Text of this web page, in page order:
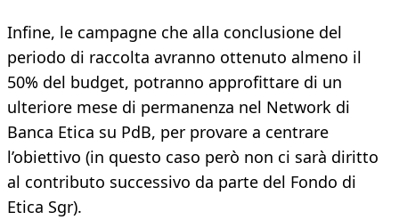
Infine, le campagne che alla conclusione del
periodo di raccolta avranno ottenuto almeno il
50% del budget, potranno approfittare di un
ulteriore mese di permanenza nel Network di
Banca Etica su PdB, per provare a centrare
l’obiettivo (in questo caso però non ci sarà diritto
al contributo successivo da parte del Fondo di
Etica Sgr).